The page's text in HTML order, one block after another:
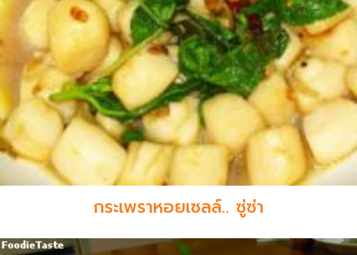
กระเพราหอยเซลล์.. ซู่ซ่า